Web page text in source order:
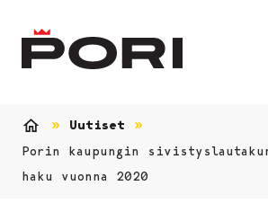
Uutiset
Porin kaupungin
haku vuonna 2020